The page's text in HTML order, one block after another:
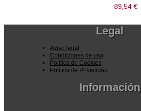
89,54€
Legal
Aviso legal
Condiciones de uso
Política de Cookies
Política de Privacidad
Información